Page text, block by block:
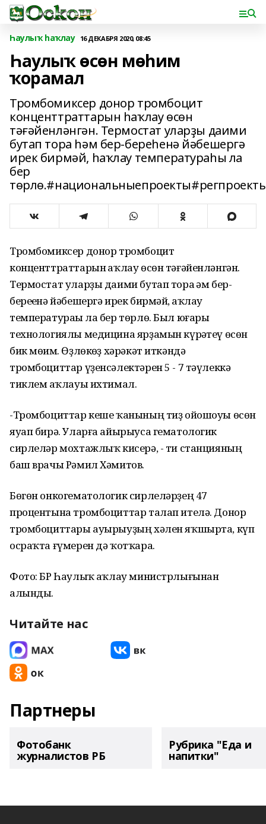
Һаулыҡ һаҡлау 16 ДЕКАБРЯ 2020, 08:45
Һаулыҡ өсөн мөһим
ҡорамал
Тромбомиксер донор тромбоцит
конценттраттарын һаҡлау өсөн
тәғәйенләнгән. Термостат уларҙы даими
бутап тора һәм бер-береһенә йәбешергә
ирек бирмәй, һаҡлау температураһы ла
бер
Тромбомиксер донор тромбоцит
конценттраттарын һаҡлау өсөн тәғәйенләнгән.
Термостат уларҙы даими бутап тора һәм бер-
береһенә йәбешергә ирек бирмәй, һаҡлау
температураһы ла бер төрлө. Был юғары
технологиялы медицина ярҙамын күрһәтеү өсөн
бик мөһим. Өҙлөкһөҙ хәрәкәт иткәндә
тромбоциттар үҙенсәлектәрен 5 - 7 тәүлеккә
тиклем һаҡлауы ихтимал.
-Тромбоциттар кеше ҡанының тиҙ ойошоуы өсөн
яуап бирә. Уларға айырыуса гематологик
сирлеләр мохтажлыҡ кисерә, - ти станцияның
баш врачы Рәмил Хәмитов.
Бөгөн онкогематологик сирлеләрҙең 47
процентына тромбоциттар талап ителә. Донор
тромбоциттары ауырыуҙың хәлен яҡшырта, күп
осраҡта ғүмерен дә ҡотҡара.
Фото: БР Һаулыҡ һаҡлау министрлығынан
алынды.
Читайте нас
Партнеры
Фотобанк
журналистов РБ
Рубрика "Еда и
напитки"